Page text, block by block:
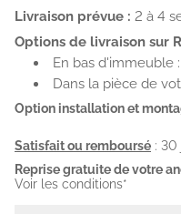
Livraison prévue : 2 à 4
Options de livraison sur
En bas d'immeuble
Dans la pièce de
Option installation et
Satisfait ou remboursé : 30
Reprise gratuite de votre
Voir les conditions*